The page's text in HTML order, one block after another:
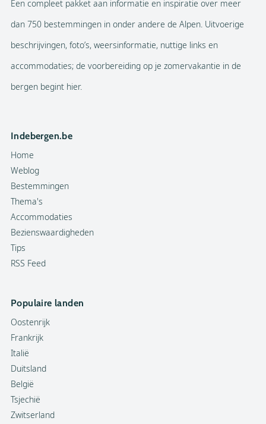
Een compleet pakket aan informatie en inspiratie over meer
dan 750 bestemmingen in onder andere de Alpen. Uitvoerige
beschrijvingen, foto’s, weersinformatie, nuttige links en
accommodaties; de voorbereiding op je zomervakantie in de
bergen begint hier.
Indebergen.be
Home
Weblog
Bestemmingen
Thema's
Accommodaties
Bezienswaardigheden
Tips
RSS Feed
Populaire landen
Oostenrijk
Frankrijk
Italië
Duitsland
België
Tsjechië
Zwitserland